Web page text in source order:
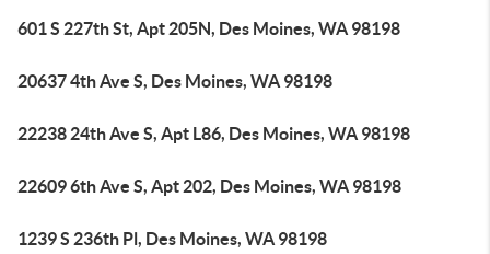
601 S 227th St, Apt 205N, Des Moines, WA 98198
20637 4th Ave S, Des Moines, WA 98198
22238 24th Ave S, Apt L86, Des Moines, WA 98198
22609 6th Ave S, Apt 202, Des Moines, WA 98198
1239 S 236th Pl, Des Moines, WA 98198